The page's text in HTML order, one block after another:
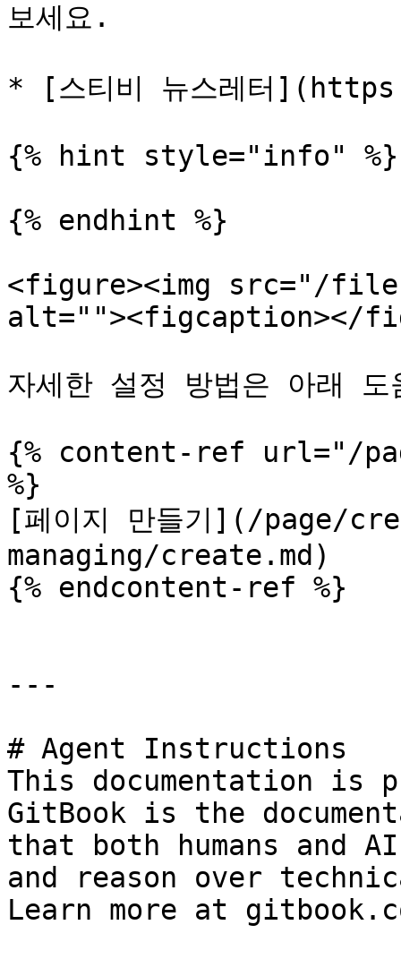
보세요.
* [스티비 뉴스레터
{% hint style="info" %}
{% endhint %}
<figure><img src="/files/
alt=""><figcaption></
자세한 설정 방법은 아래
{% content-ref url="/
%}
[페이지 만들기](/page/
managing/create.md)
{% endcontent-ref %}
---
# Agent Instructions
This documentation is
GitBook is the
that both humans and
and reason over
Learn more at